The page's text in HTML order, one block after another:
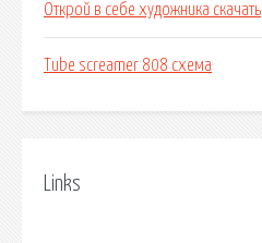
Открой в себе художника скачать
Tube screamer 808 схема
Links